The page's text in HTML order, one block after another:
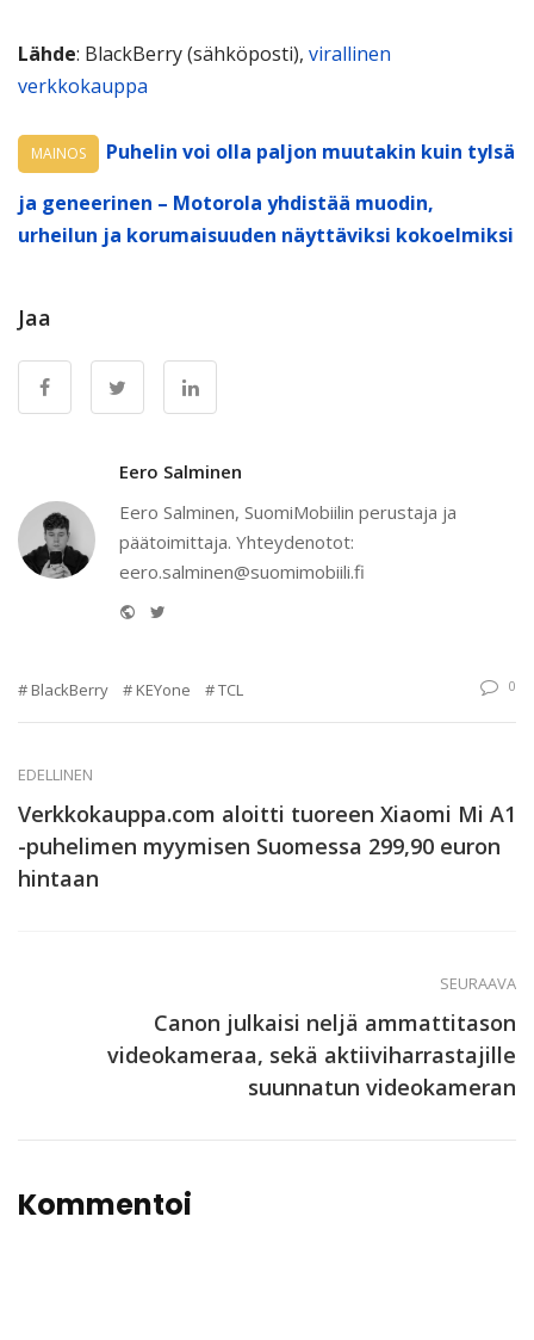
Lähde: BlackBerry (sähköposti), virallinen
verkkokauppa
MAINOS
Puhelin voi olla paljon muutakin kuin tylsä
ja geneerinen – Motorola yhdistää muodin,
urheilun ja korumaisuuden näyttäviksi kokoelmiksi
Jaa
Eero Salminen
Eero Salminen, SuomiMobiilin perustaja ja
päätoimittaja. Yhteydenotot:
eero.salminen@suomimobiili.fi
Website
BlackBerry KEYone TCL 0
EDELLINEN
Verkkokauppa.com aloitti tuoreen Xiaomi Mi A1
-puhelimen myymisen Suomessa 299,90 euron
hintaan
SEURAAVA
Canon julkaisi neljä ammattitason
videokameraa, sekä aktiiviharrastajille
suunnatun videokameran
Kommentoi